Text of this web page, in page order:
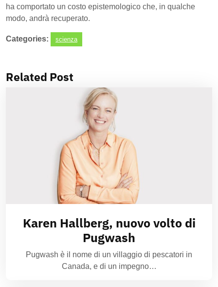
ha comportato un costo epistemologico che, in qualche
modo, andrà recuperato.
Categories: scienza
Related Post
Karen Hallberg, nuovo volto di
Pugwash
Pugwash è il nome di un villaggio di pescatori in
Canada, e di un impegno…